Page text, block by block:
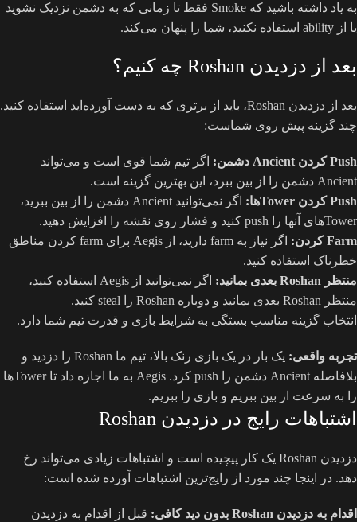
به یاد داشته باشید که Smoke فقط تا زمانی که به دشمن نزدیک نشوید
یا از ability استفاده نکنید، شما را پنهان می‌کند.
بعد از دزدیدن Roshan چه کنیم؟
بعد از دزدیدن Roshan، باید از برتری که به دست آورده‌اید استفاده کنید.
چند گزینه پیش روی شماست:
Push کردن Ancient دشمن:
اگر تیم شما قوی است و می‌تواند
Ancient دشمن را از بین ببرد، این بهترین گزینه است.
Push کردن Towerها:
اگر نمی‌توانید Ancient دشمن را از بین ببرید،
Towerهای آنها را push کنید و فشار روی نقشه را افزایش دهید.
Farm کردن:
اگر نیاز به farm دارید، از Aegis برای farm کردن مناطق
خطرناک استفاده کنید.
منتظر Roshan بعدی بمانید:
اگر نمی‌توانید از Aegis استفاده کنید،
منتظر Roshan بعدی بمانید و دوباره Roshan را steal کنید.
انتخاب گزینه مناسب بستگی به شرایط بازی و قدرت تیم شما دارد.
تجربه واقعی:
یک بار در یک بازی رنک بالا، تیم ما Roshan را دزدید و
بلافاصله Ancient دشمن را push کرد. Aegis به ما اجازه داد تا Towerها
را به سرعت از بین ببریم و بازی را ببریم.
اشتباهات رایج در دزدیدن Roshan
دزدیدن Roshan یک کار پیچیده است و اشتباهات زیادی می‌تواند رخ
دهد. در اینجا چند مورد از رایج‌ترین اشتباهات آورده شده است:
اقدام به دزدیدن Roshan بدون دید کافی:
قبل از اقدام به دزدیدن